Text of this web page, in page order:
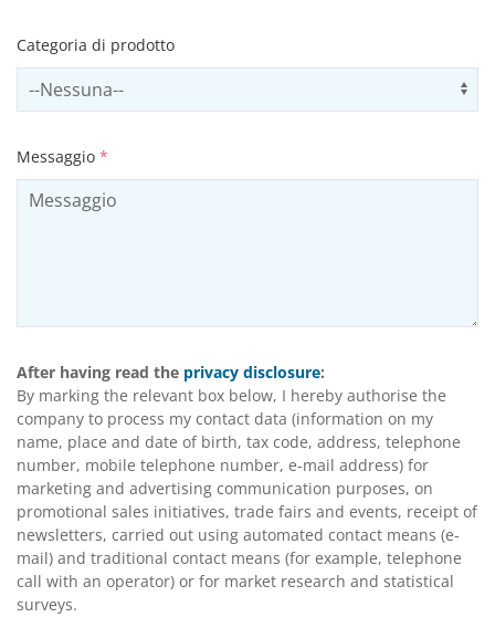
Categoria di prodotto
Select productCategory
Messaggio *
After having read the privacy disclosure:
By marking the relevant box below, I hereby authorise the
company to process my contact data (information on my
name, place and date of birth, tax code, address, telephone
number, mobile telephone number, e-mail address) for
marketing and advertising communication purposes, on
promotional sales initiatives, trade fairs and events, receipt of
newsletters, carried out using automated contact means (e-
mail) and traditional contact means (for example, telephone
call with an operator) or for market research and statistical
surveys.